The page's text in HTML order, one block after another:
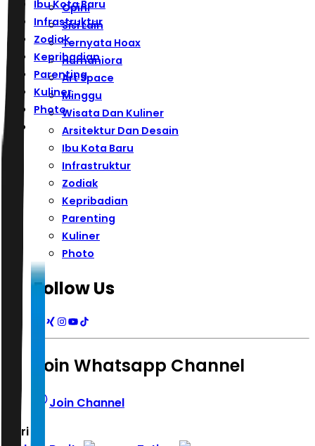
Ibu Kota Baru
Infrastruktur
Zodiak
Kepribadian
Parenting
Kuliner
Photo
Opini
Sisi Lain
Ternyata Hoax
Humaniora
Art Space
Minggu
Wisata Dan Kuliner
Arsitektur Dan Desain
Ibu Kota Baru
Infrastruktur
Zodiak
Kepribadian
Parenting
Kuliner
Photo
Follow Us
Join Whatsapp Channel
Join Channel
Hari ini